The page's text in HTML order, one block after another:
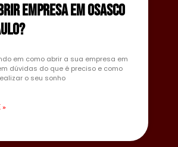
empresa em Osasco
em como abrir a sua empresa em
dúvidas do que é preciso e como
o seu sonho
»